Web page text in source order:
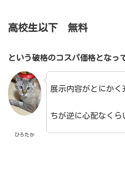
高校生以下 無料
という破格のコスパ価格となっ
ひろたか
展示内容がとにかく
ちが逆に心配なくら